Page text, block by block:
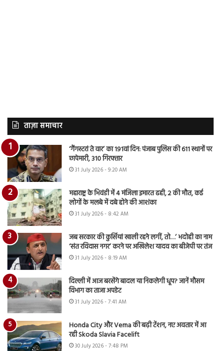
ताज़ा समाचार
‘गैंगस्टरां ते वार’ का 191वां दिन: पंजाब पुलिस की 611 स्थानों पर
छापेमारी, 310 गिरफ्तार
31 July 2026 - 9:20 AM
महाराष्ट्र के भिवंडी में 4 मंजिला इमारत ढही, 2 की मौत, कई
लोगों के मलबे में दबे होने की आशंका
31 July 2026 - 8:42 AM
जब सरकार की कुर्सियां खाली रहने लगीं, तो…’ भदोही का नाम
‘संत रविदास नगर’ करने पर अखिलेश यादव का बीजेपी पर तंज
31 July 2026 - 8:19 AM
दिल्ली में आज बरसेंगे बादल या निकलेगी धूप? जानें मौसम
विभाग का ताजा अपडेट
31 July 2026 - 7:41 AM
Honda City और Verna की बढ़ी टेंशन, नए अवतार में आ
रही Skoda Slavia Facelift
30 July 2026 - 7:48 PM